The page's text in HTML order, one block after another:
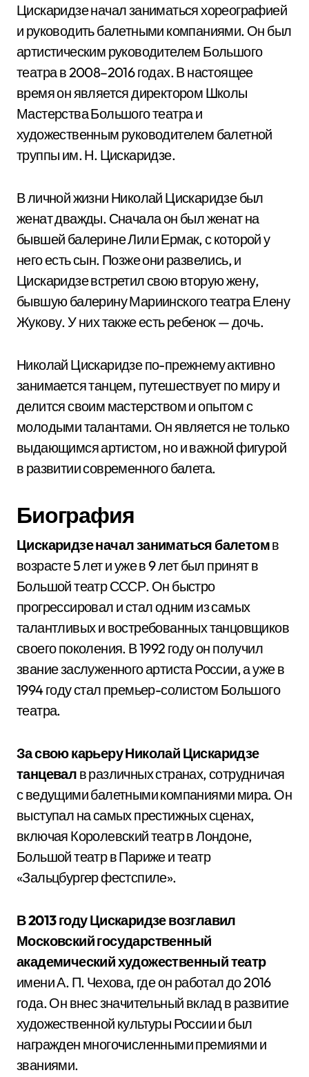
Цискаридзе начал заниматься хореографией
и руководить балетными компаниями. Он был
артистическим руководителем Большого
театра в 2008–2016 годах. В настоящее
время он является директором Школы
Мастерства Большого театра и
художественным руководителем балетной
труппы им. Н. Цискаридзе.
В личной жизни Николай Цискаридзе был
женат дважды. Сначала он был женат на
бывшей балерине Лили Ермак, с которой у
него есть сын. Позже они развелись, и
Цискаридзе встретил свою вторую жену,
бывшую балерину Мариинского театра Елену
Жукову. У них также есть ребенок — дочь.
Николай Цискаридзе по-прежнему активно
занимается танцем, путешествует по миру и
делится своим мастерством и опытом с
молодыми талантами. Он является не только
выдающимся артистом, но и важной фигурой
в развитии современного балета.
Биография
Цискаридзе начал заниматься балетомв
возрасте 5 лет и уже в 9 лет был принят в
Большой театр СССР. Он быстро
прогрессировал и стал одним из самых
талантливых и востребованных танцовщиков
своего поколения. В 1992 году он получил
звание заслуженного артиста России, а уже в
1994 году стал премьер-солистом Большого
театра.
За свою карьеру Николай Цискаридзе
танцевал в различных странах, сотрудничая
с ведущими балетными компаниями мира. Он
выступал на самых престижных сценах,
включая Королевский театр в Лондоне,
Большой театр в Париже и театр
«Зальцбургер фестспиле».
В 2013 году Цискаридзе возглавил
Московский государственный
академический художественный театр
имени А. П. Чехова, где он работал до 2016
года. Он внес значительный вклад в развитие
художественной культуры России и был
награжден многочисленными премиями и
званиями.